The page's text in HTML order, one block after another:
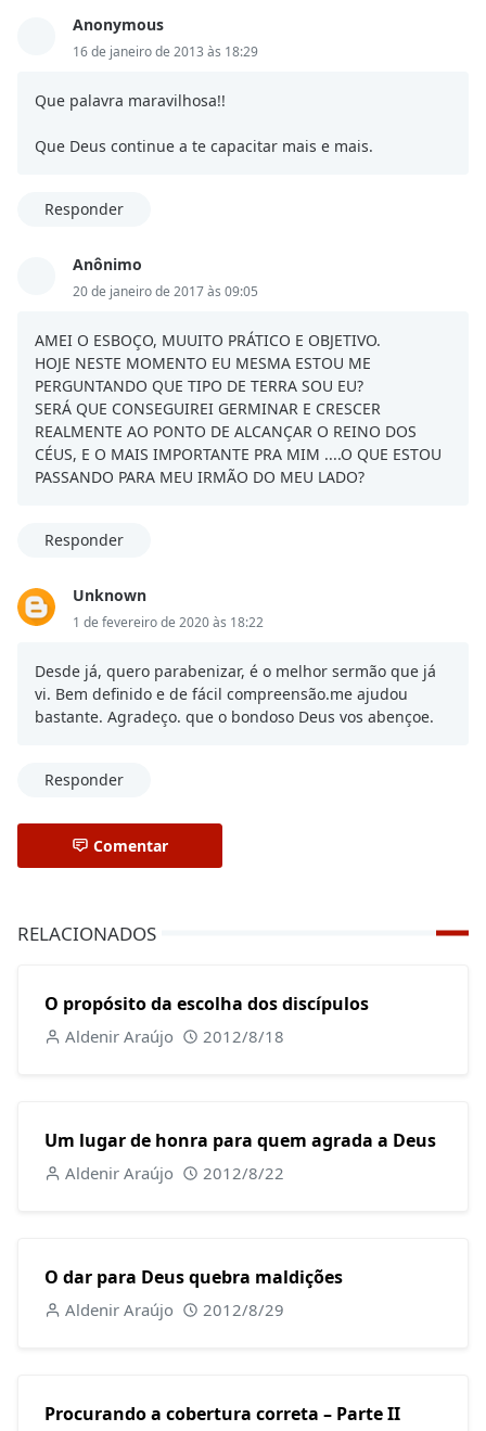
Anonymous
16 de janeiro de 2013 às 18:29
Que palavra maravilhosa!!
Que Deus continue a te capacitar mais e mais.
Responder
Anônimo
20 de janeiro de 2017 às 09:05
AMEI O ESBOÇO, MUUITO PRÁTICO E OBJETIVO.
HOJE NESTE MOMENTO EU MESMA ESTOU ME
PERGUNTANDO QUE TIPO DE TERRA SOU EU?
SERÁ QUE CONSEGUIREI GERMINAR E CRESCER
REALMENTE AO PONTO DE ALCANÇAR O REINO DOS
CÉUS, E O MAIS IMPORTANTE PRA MIM ....O QUE ESTOU
PASSANDO PARA MEU IRMÃO DO MEU LADO?
Responder
Unknown
1 de fevereiro de 2020 às 18:22
Desde já, quero parabenizar, é o melhor sermão que já
vi. Bem definido e de fácil compreensão.me ajudou
bastante. Agradeço. que o bondoso Deus vos abençoe.
Responder
Comentar
RELACIONADOS
O propósito da escolha dos discípulos
Aldenir Araújo 2012/8/18
Um lugar de honra para quem agrada a Deus
Aldenir Araújo 2012/8/22
O dar para Deus quebra maldições
Aldenir Araújo 2012/8/29
Procurando a cobertura correta – Parte II